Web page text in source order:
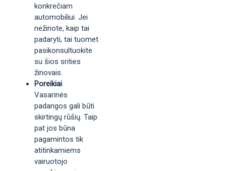
konkrečiam
automobiliui. Jei
nežinote, kaip tai
padaryti, tai tuomet
pasikonsultuokite
su šios srities
žinovais.
Poreikiai
Vasarinės
padangos gali būti
skirtingų rūšių. Taip
pat jos būna
pagamintos tik
atitinkamiems
vairuotojo